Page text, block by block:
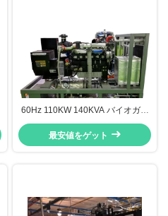
60Hz 110KW 140KVA バイオガス
熱電併給 簡単メンテナンス
最安値をゲット